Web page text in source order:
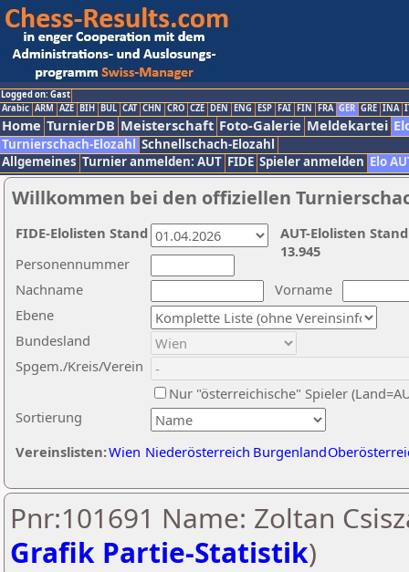
Logged on: Gast
Arabic ARM AZE BIH BUL CAT CHN CRO CZE DEN ENG ESP FAI FIN FRA GER GRE INA
Home TurnierDB Meisterschaft Foto-Galerie Meldekartei
Turnierschach-Elozahl Schnellschach-Elozahl
Allgemeines Turnier anmelden: AUT FIDE Spieler anmelden Elo
Willkommen bei den offiziellen
Nachname
Vorname
Ebene
Sortierung
Personennummer
Bundesland
Spgem./Kreis/Verein
Nur "österreichische" Spieler
Vereinslisten:Wien Niederösterreich Burgenland
AUT-Elolisten
13.945
FIDE-Elolisten Stand
Pnr:101691 Name: Zoltan
Grafik Partie-Statistik)